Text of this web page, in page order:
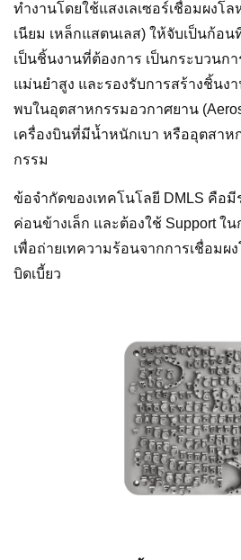
ทำงานโดยใช้แสงเลเซอร์เชื่อมผงโ
เนียม เหล็กแสตนเลส) ให้จับเป็นก้อ
เป็นชิ้นงานที่ต้องการ เป็นกระบวนก
แม่นยำสูง และรองรับการสร้างชิ้น
พบในอุตสาหกรรมอวกาศยาน
เครื่องบินที่มีน้ำหนักเบา หรืออุตสา
กรรม
ข้อจำกัดของเทคโนโลยี DMLS คือ
ค่อนข้างเล็ก และต้องใช้ Support ใ
เพื่อถ่ายเทความร้อนจากการเชื่อม
บิดเบี้ยว